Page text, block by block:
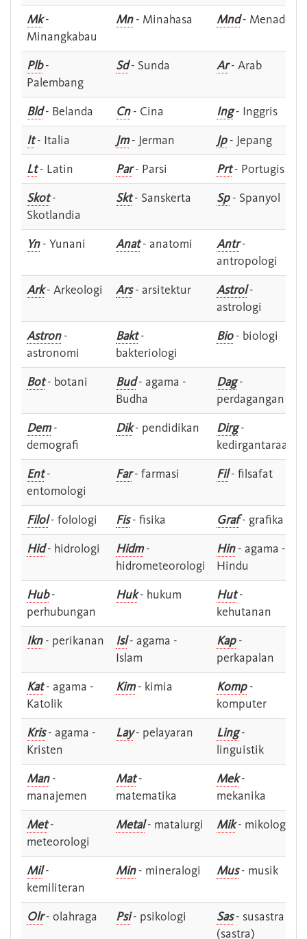
Mk-
Minangkabau
Mn- Minahasa Mnd- Menado
Plb-
Palembang
Sd- Sunda Ar- Arab
Bld- Belanda Cn- Cina Ing- Inggris
It- Italia Jm- Jerman Jp- Jepang
Lt- Latin Par- Parsi Prt- Portugis
Skot-
Skotlandia
Skt- Sanskerta Sp- Spanyol
Yn- Yunani Anat- anatomi Antr-
antropologi
Ark- Arkeologi Ars- arsitektur Astrol-
astrologi
Astron-
astronomi
Bakt-
bakteriologi
Bio- biologi
Bot- botani Bud- agama -
Budha
Dag-
perdagangan
Dem-
demografi
Dik- pendidikan Dirg-
kedirgantaraan
Ent-
entomologi
Far- farmasi Fil- filsafat
Filol- folologi Fis- fisika Graf- grafika
Hid- hidrologi Hidm-
hidrometeorologi
Hin- agama -
Hindu
Hub-
perhubungan
Huk- hukum Hut-
kehutanan
Ikn- perikanan Isl- agama -
Islam
Kap-
perkapalan
Kat- agama -
Katolik
Kim- kimia Komp-
komputer
Kris- agama -
Kristen
Lay- pelayaran Ling-
linguistik
Man-
manajemen
Mat-
matematika
Mek-
mekanika
Met-
meteorologi
Metal- matalurgi Mik- mikologi
Mil-
kemiliteran
Min- mineralogi Mus- musik
Olr- olahraga Psi- psikologi Sas- susastra -
(sastra)